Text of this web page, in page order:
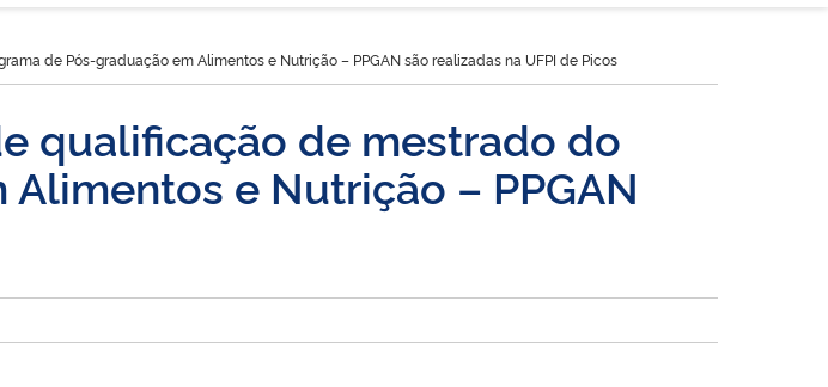
de Pós-graduação em Alimentos e Nutrição – PPGAN são realizadas na UFPI de Picos
qualificação de mestrado do
e Nutrição – PPGAN